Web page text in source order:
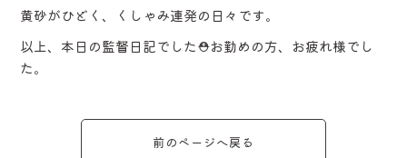
黄砂がひどく、くしゃみ連発の日々です。
以上、本日の監督日記でした⛑お勤めの方、お疲れ様でし
た。
前のページへ戻る